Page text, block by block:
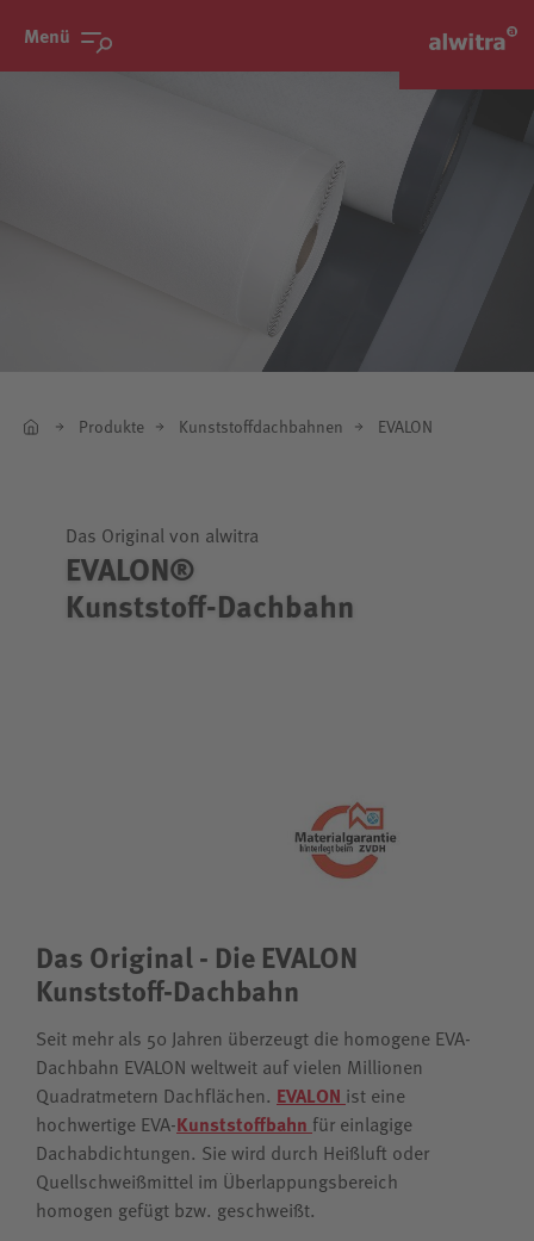
Menü
Produkte Kunststoffdachbahnen EVALON
Das Original von alwitra
EVALON®
Kunststoff-Dachbahn
Das Original - Die EVALON
Kunststoff-Dachbahn
Seit mehr als 50 Jahren überzeugt die homogene EVA-
Dachbahn EVALON weltweit auf vielen Millionen
Quadratmetern Dachflächen. EVALON ist eine
hochwertige EVA-Kunststoffbahn für einlagige
Dachabdichtungen. Sie wird durch Heißluft oder
Quellschweißmittel im Überlappungsbereich
homogen gefügt bzw. geschweißt.